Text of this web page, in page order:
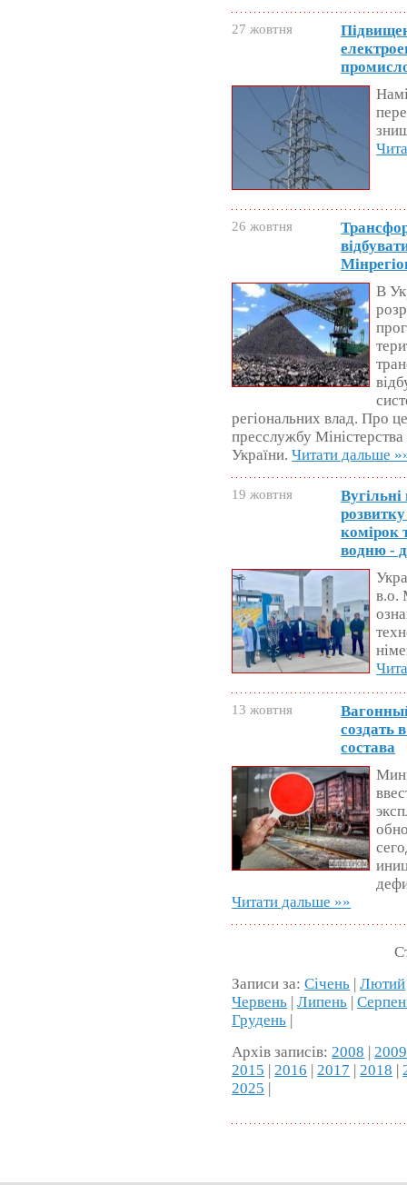
27 жовтня
26 жовтня
В
регіональних влад. Про
пресслужбу
України.Читати дальше
19 жовтня
комірок
водню -
в.о.
13 жовтня
создать
состава
Читати дальше »»
Записи за:Січень |Лютий
Червень |Липень |
Грудень |
Архів записів: 2008 | 2009
2015 | 2016 | 2017 | 2018 |
2025 |